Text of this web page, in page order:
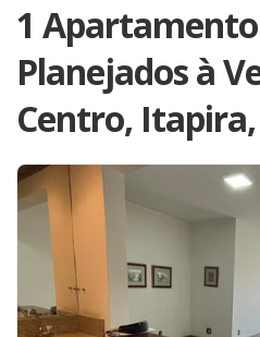
1
Planejados à
Centro, Itapira,